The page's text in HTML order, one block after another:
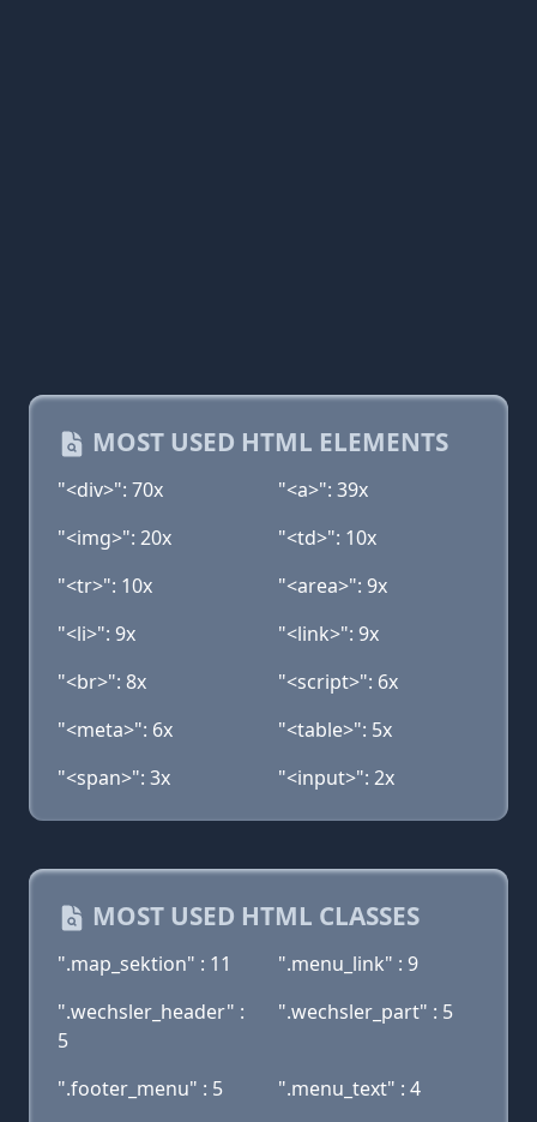
MOST USED HTML ELEMENTS
"<div>": 70x
"<a>": 39x
"<img>": 20x
"<td>": 10x
"<tr>": 10x
"<area>": 9x
"<li>": 9x
"<link>": 9x
"<br>": 8x
"<script>": 6x
"<meta>": 6x
"<table>": 5x
"<span>": 3x
"<input>": 2x
MOST USED HTML CLASSES
".map_sektion" : 11
".menu_link" : 9
".wechsler_header" :
5
".wechsler_part" : 5
".footer_menu" : 5
".menu_text" : 4